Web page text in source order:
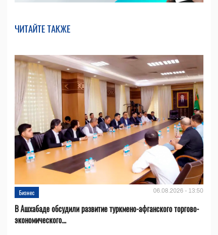
ЧИТАЙТЕ ТАКЖЕ
Бизнес 06.08.2026 - 13:50
В Ашхабаде обсудили развитие туркмено-афганского торгово-
экономического...